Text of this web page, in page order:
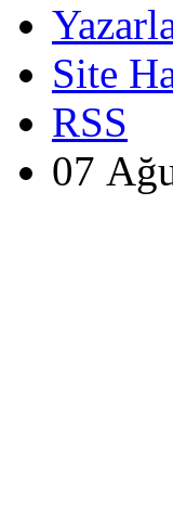
Site
RSS
07